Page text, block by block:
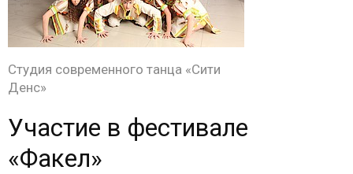
Студия современного танца «Сити
Денс»
Участие в фестивале
«Факел»